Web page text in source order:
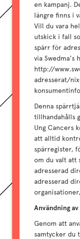
en kampanj.
längre finns i
Vill du vara
utskick i fall
spärr för
via Swedma's
http://
adresserat/
Denna
tillhandahålls
Ung Cancers
att alltid
spärregister,
om du valt att
adresserad
adresserad
Användning
Genom att
samtycker du